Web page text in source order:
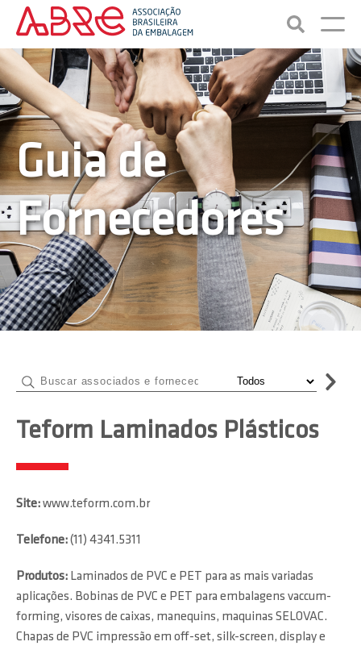
Guia de
Fornecedores
Teform Laminados Plásticos
Site:www.teform.com.br
Telefone:(11) 4341.5311
Produtos: Laminados de PVC e PET para as mais variadas
aplicações. Bobinas de PVC e PET para embalagens vaccum-
forming, visores de caixas, manequins, maquinas SELOVAC.
Chapas de PVC impressão em off-set, silk-screen, display e